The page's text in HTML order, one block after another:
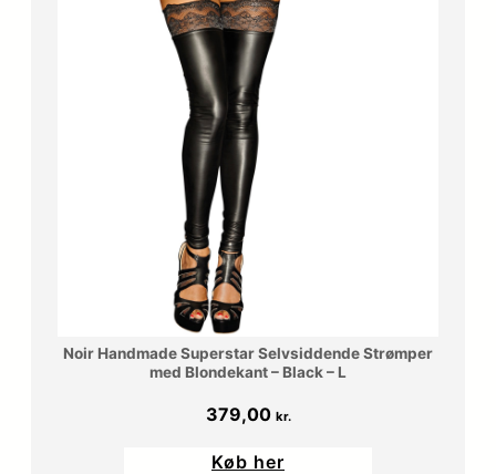
Noir Handmade Superstar Selvsiddende Strømper
med Blondekant – Black – L
379,00 kr.
Køb her